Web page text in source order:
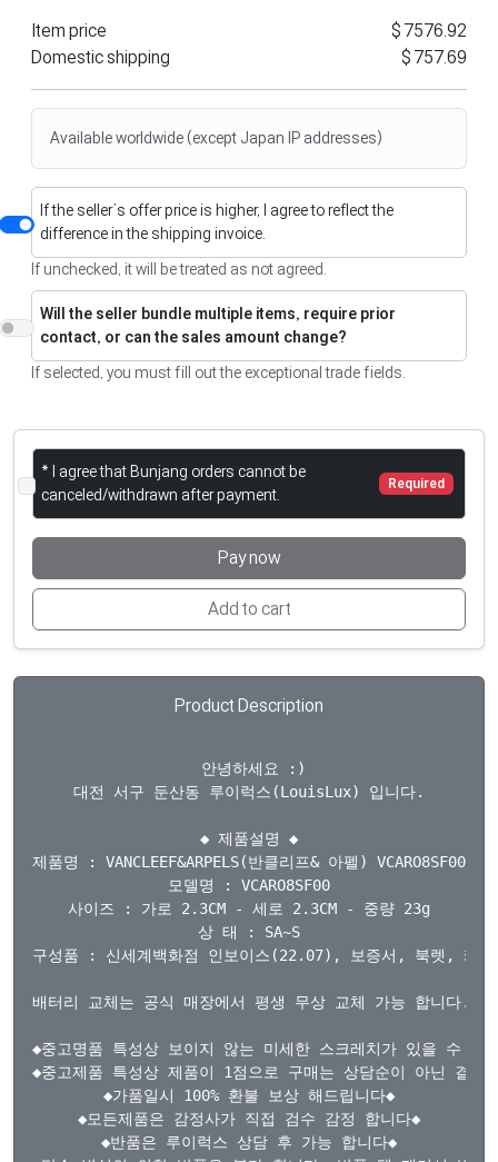
Item price
$7576.92
Domestic shipping
$757.69
Available worldwide (except Japan IP addresses)
If the seller’s offer price is higher, I agree to reflect the
difference in the shipping invoice.
If unchecked, it will be treated as not agreed.
Will the seller bundle multiple items, require prior
contact, or can the sales amount change?
If selected, you must fill out the exceptional trade fields.
* I agree that Bunjang orders cannot be
canceled/withdrawn after payment.
Required
Pay now
Add to cart
Product Description
  안녕하세요 :)
대전 서구 둔산동 루이럭스(LouisLux) 입니다.
◆ 제품설명 ◆
제품명 : VANCLEEF&ARPELS(반클리프& 아펠)
모델명 : VCARO8SF00
사이즈 : 가로 2.3CM - 세로 2.3CM - 중량 23g
상 태 : SA~S
구성품 : 신세계백화점 인보이스(22.07), 보증서, 북렛, 케
배터리 교체는 공식 매장에서 평생 무상 교체 가능 합니다.
◆중고명품 특성상 보이지 않는 미세한 스크레치가 있을 수 있
◆중고제품 특성상 제품이 1점으로 구매는 상담순이 아닌 결제
◆가품일시 100% 환불 보상 해드립니다◆
◆모든제품은 감정사가 직접 검수 감정 합니다◆
◆반품은 루이럭스 상담 후 가능 합니다◆